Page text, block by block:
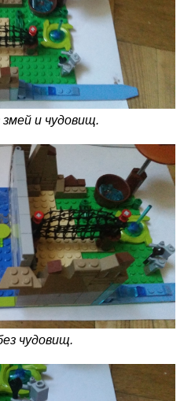
и чудовищ.
чудовищ.